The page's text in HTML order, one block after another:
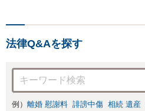
法律Q&Aを探す
例） 離婚 慰謝料 誹謗中傷 相続 遺産